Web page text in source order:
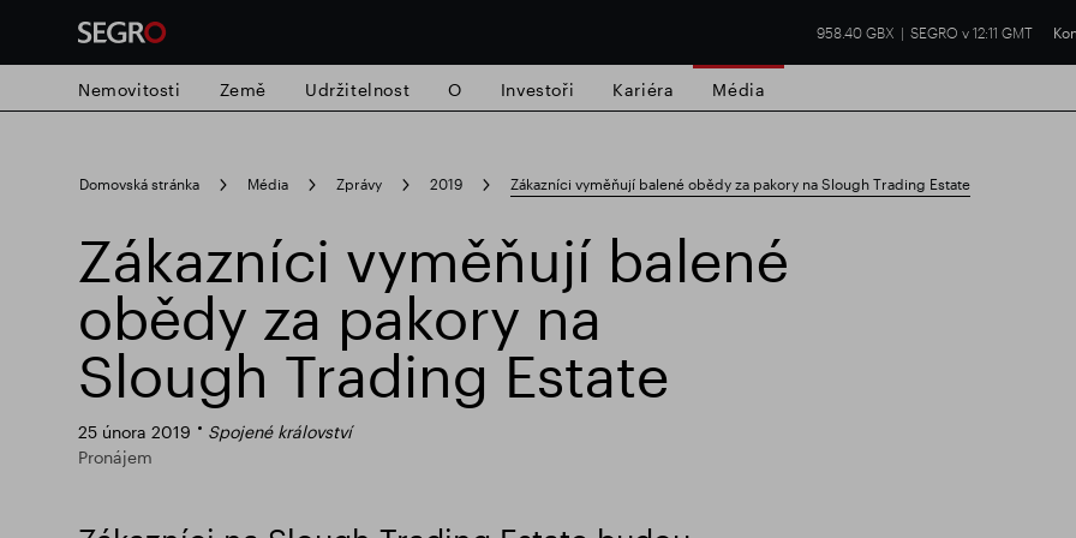
958.40 GBX SEGRO v 12:11 GMT
search
for
Populární vyhledávání
Zodpovědné SEGRO Slough obchodní nemovitost
Nemovitosti Země Udržitelnost O Investoři Kariéra Média
Domovská stránka Média Zprávy 2019 Zákazníci vyměňují balené obědy za pakory na Slough Trading Estate
Zákazníci vyměňují balené
obědy za pakory na
Slough Trading Estate
25 února 2019
Spojené království
Pronájem